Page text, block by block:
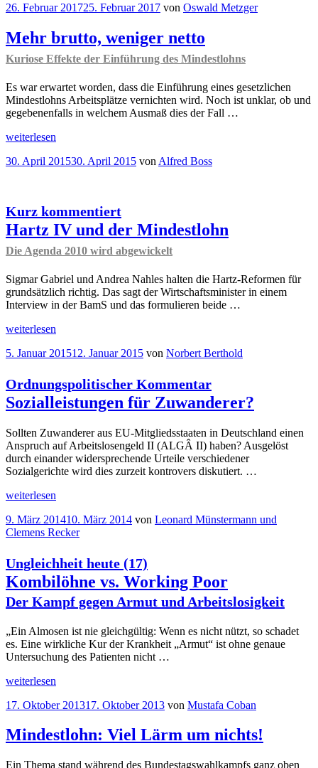
„fake
des
Martin
Schulz“
Veröffentlicht
26. Februar 201725. Februar 2017 von Oswald Metzger
Mehr brutto, weniger netto
Kuriose Effekte der Einführung des Mindestlohns
Es war erwartet worden, dass die Einführung eines gesetzlichen
Mindestlohns Arbeitsplätze vernichten wird. Noch ist unklar, ob und
gegebenenfalls in welchem Ausmaß dies der Fall …
„Mehr
weniger
der
Einführung
des
Mindestlohns“
weiterlesen
Veröffentlicht
30. April 201530. April 2015 von Alfred Boss
Kurz kommentiert
Hartz IV und der Mindestlohn
Die Agenda 2010 wird abgewickelt
Sigmar Gabriel und Andrea Nahles halten die Hartz-Reformen für
grundsätzlich richtig. Das sagt der Wirtschaftsminister in einem
Interview in der BamS und das formulieren beide …
„
kommentiert
IV
und
der
Die
Agenda
2010
wird
weiterlesen
Veröffentlicht
5. Januar 201512. Januar 2015 von Norbert Berthold
Ordnungspolitischer Kommentar
Sozialleistungen für Zuwanderer?
Sollten Zuwanderer aus EU-Mitgliedsstaaten in Deutschland einen
Anspruch auf Arbeitslosengeld II (ALGÂ II) haben? Ausgelöst
durch einander widersprechende Urteile verschiedener
Sozialgerichte wird dies zurzeit kontrovers diskutiert. …
„Ordnungspolitischer
Sozialleistungen
für
weiterlesen
Veröffentlicht
am
9. März 201410. März 2014 von Leonard Münstermann und
Clemens Recker
Ungleichheit heute (17)
Kombilöhne vs. Working Poor
Der Kampf gegen Armut und Arbeitslosigkeit
„Ein Almosen ist nie gleichgültig: Wenn es nicht nützt, so schadet
es. Eine wirkliche Kur der Krankheit „Armut“ ist ohne genaue
Untersuchung des Patienten nicht …
„Ungleichheit
(17)
vs.
Working
weiterlesen
Veröffentlicht
17. Oktober 201317. Oktober 2013 von Mustafa Coban
Mindestlohn: Viel Lärm um nichts!
Ein Thema stand während des Bundestagswahlkampfs ganz oben